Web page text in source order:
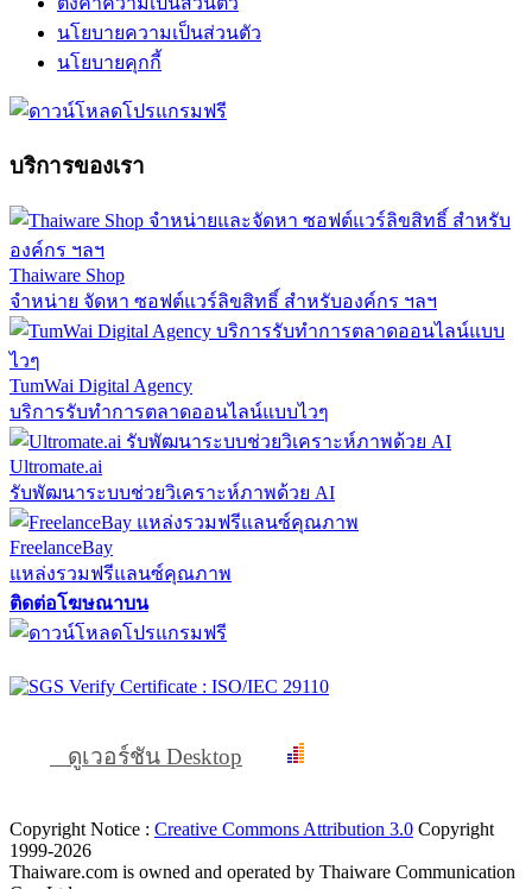
นโยบายความเป็นส่วนตัว
นโยบายคุกกี้
บริการของเรา
Thaiware Shop
จำหน่าย จัดหา ซอฟต์แวร์ลิขสิทธิ์ สำหรับองค์กร ฯลฯ
TumWai Digital Agency
บริการรับทำการตลาดออนไลน์แบบไวๆ
Ultromate.ai
รับพัฒนาระบบช่วยวิเคราะห์ภาพด้วย AI
FreelanceBay
แหล่งรวมฟรีแลนซ์คุณภาพ
ติดต่อโฆษณาบน
ดูเวอร์ชัน Desktop
Copyright Notice : Creative Commons Attribution 3.0 Copyright
1999-2026
Thaiware.com is owned and operated by Thaiware Communication